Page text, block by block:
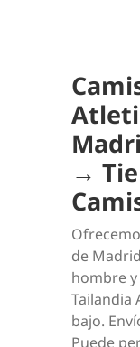
→
de
hombre
Tailandia
bajo.
Puede